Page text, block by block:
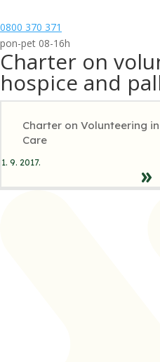
0800 370 371
pon-pet 08-16h
Charter on
hospice and
Charter on Volunteering
Care
1. 9. 2017.